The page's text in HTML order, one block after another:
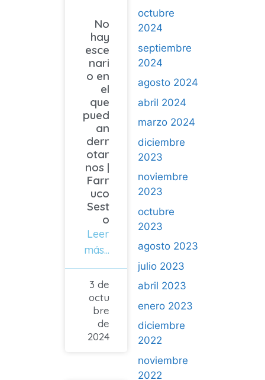
octubre
2024
septiembre
2024
agosto 2024
abril 2024
marzo 2024
diciembre
2023
noviembre
2023
octubre
2023
agosto 2023
julio 2023
abril 2023
enero 2023
diciembre
2022
noviembre
2022
No
hay
esce
nari
o en
el
que
pued
an
derr
otar
nos |
Farr
uco
Sest
o
Leer
más...
3 de
octu
bre
de
2024